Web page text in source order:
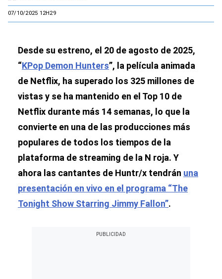
07/10/2025 12H29
Desde su estreno, el 20 de agosto de 2025,
“KPop Demon Hunters”, la película animada
de Netflix, ha superado los 325 millones de
vistas y se ha mantenido en el Top 10 de
Netflix durante más 14 semanas, lo que la
convierte en una de las producciones más
populares de todos los tiempos de la
plataforma de streaming de la N roja. Y
ahora las cantantes de Huntr/x tendrán una
presentación en vivo en el programa “The
Tonight Show Starring Jimmy Fallon”.